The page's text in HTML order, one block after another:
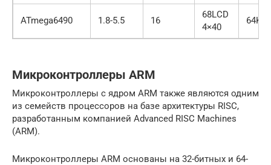
ATmega6490 1.8-5.5 16
68LCD
4×40
64K
Микроконтроллеры ARM
Микроконтроллеры с ядром ARM также являются одним
из семейств процессоров на базе архитектуры RISC,
разработанным компанией Advanced RISC Machines
(ARM).
Микроконтроллеры ARM основаны на 32-битных и 64-